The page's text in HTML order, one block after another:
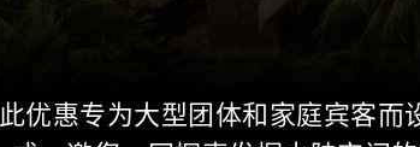
此优惠专为大型团体和家庭宾客